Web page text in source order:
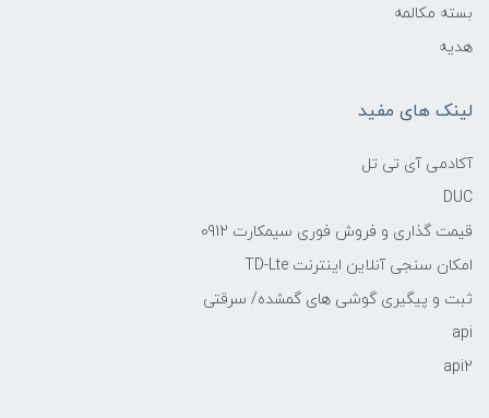
بسته مکالمه
هدیه
لینک های مفید
آکادمی آی تی تل
DUC
قیمت گذاری و فروش فوری سیمکارت 0912
امکان سنجی آنلاین اینترنت TD-Lte
ثبت و پیگیری گوشی های گمشده/ سرقتی
api
api2